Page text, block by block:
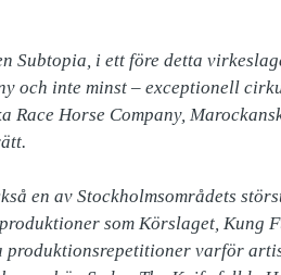
Subtopia, i ett före detta
och inte minst – exceptionell
Race Horse Company,
en av Stockholmsområdets
som Körslaget, Kung
varför